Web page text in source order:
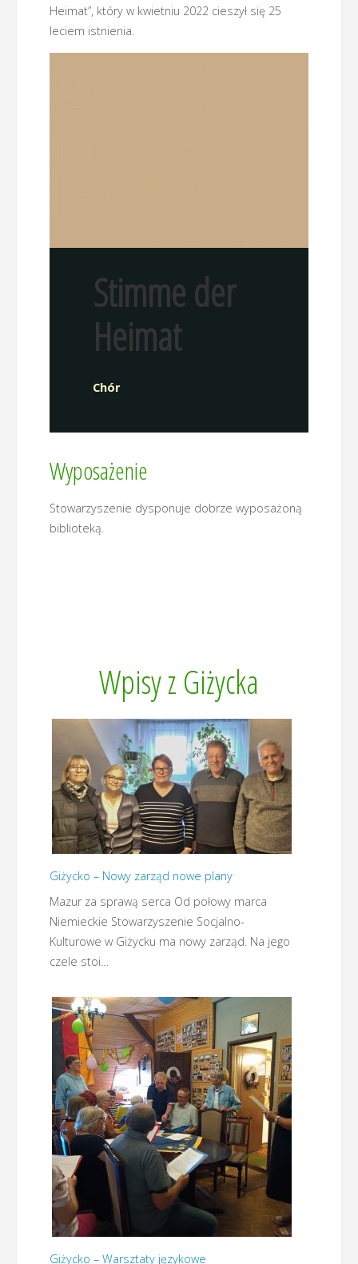
Heimat”, który w kwietniu 2022 cieszył się 25
leciem istnienia.
Stimme der
Heimat
Chór
Wyposażenie
Stowarzyszenie dysponuje dobrze wyposażoną
biblioteką.
Wpisy z Giżycka
Giżycko – Nowy zarząd nowe plany
Mazur za sprawą serca Od połowy marca
Niemieckie Stowarzyszenie Socjalno-
Kulturowe w Giżycku ma nowy zarząd. Na jego
czele stoi…
Giżycko – Warsztaty językowe